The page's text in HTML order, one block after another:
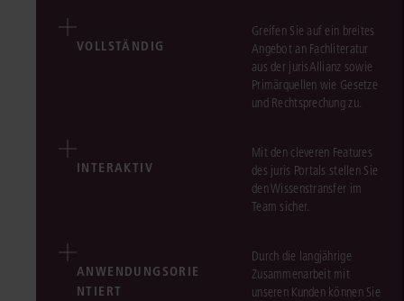
VOLLSTÄNDIG
Greifen Sie auf ein breites
Angebot an Fachliteratur
aus der jurisAllianz sowie
Primärquellen wie Gesetze
und Rechtsprechung zu.
INTERAKTIV
Mit den cleveren Features
des juris Portals stellen Sie
den Wissenstransfer im
Team sicher.
ANWENDUNGSORIE
NTIERT
Durch die langjährige
Zusammenarbeit mit
unseren Kunden können Sie